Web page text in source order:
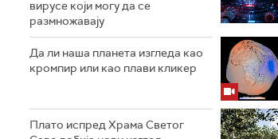
вирусе који могу да се
размножавају
Да ли наша планета изгледа као
кромпир или као плави кликер
Плато испред Храма Светог